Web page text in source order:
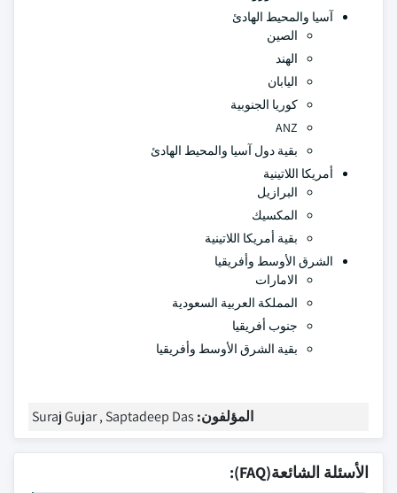
آسيا والمحيط الهادئ
الصين
الهند
اليابان
كوريا الجنوبية
ANZ
بقية دول آسيا والمحيط الهادئ
أمريكا اللاتينية
البرازيل
المكسيك
بقية أمريكا اللاتينية
الشرق الأوسط وأفريقيا
الامارات
المملكة العربية السعودية
جنوب أفريقيا
بقية الشرق الأوسط وأفريقيا
المؤلفون: Suraj Gujar , Saptadeep Das
الأسئلة الشائعة(FAQ):